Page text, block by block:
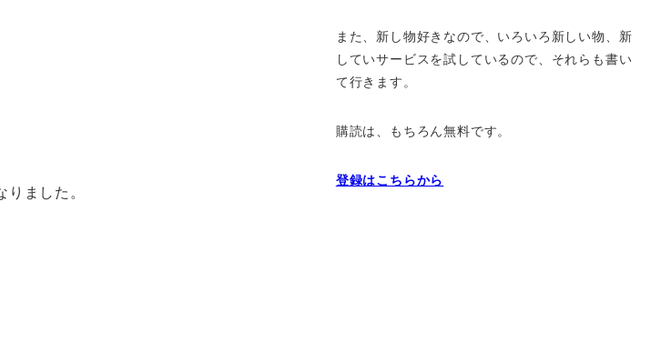
ました。
また、新し物好きなので、いろいろ新しい物、 新
していサービスを試しているので、それらも書い
て行きます。
購読は、もちろん無料です。
登録はこちらから